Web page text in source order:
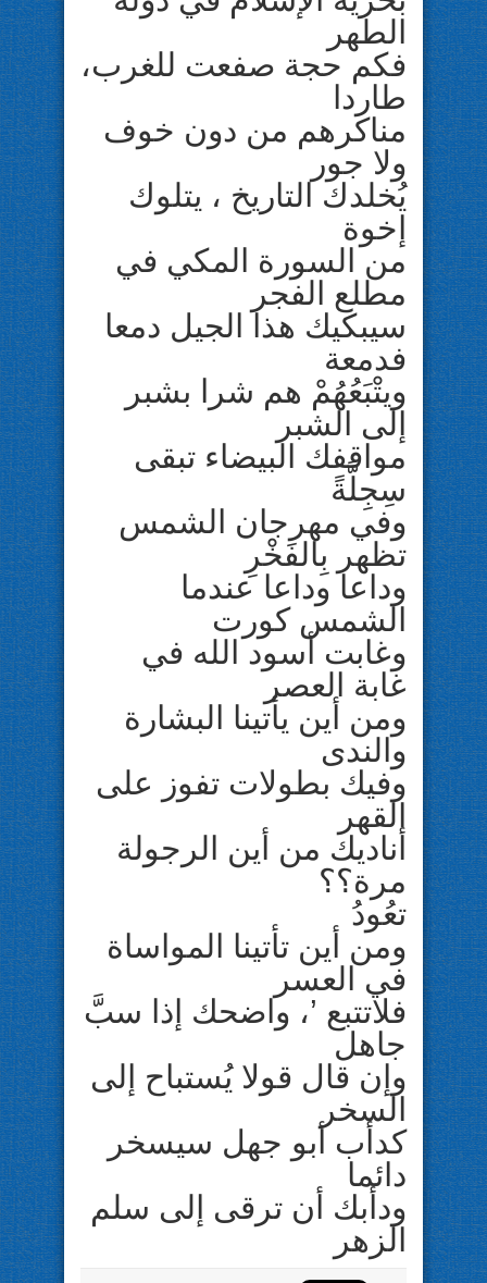
الطهر
فكم حجة صفعت للغرب،
طاردا
مناكرهم من دون خوف
ولا جور
يُخلدك التاريخ ، يتلوك
إخوة
من السورة المكي في
مطلع الفجر
سيبكيك هذا الجيل دمعا
فدمعة
ويتْبَعُهُمْ هم شرا بشبر
إلى الشبر
مواقفك البيضاء تبقى
سِجِلَّةً
وفي مهرجان الشمس
تظهر بِالفَخْرِ
وداعا وداعا عندما
الشمس كورت
وغابت أسود الله في
غابة العصر
ومن أين يأتينا البشارة
والندى
وفيك بطولات تفوز على
القهر
أناديك من أين الرجولة
مرة؟؟
تعُودُ
ومن أين تأتينا المواساة
في العسر
فلاتتبع ’، واضحك إذا سبَّ
جاهل
وإن قال قولا يُستباح إلى
السخر
كدأب أبو جهل سيسخر
دائما
ودأبك أن ترقى إلى سلم
الزهر